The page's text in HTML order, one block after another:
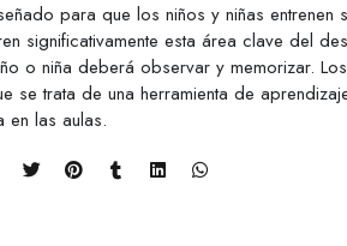
para que los niños y niñas
significativamente esta área clave del
o niña deberá observar y memorizar.
se trata de una herramienta de
en las aulas.